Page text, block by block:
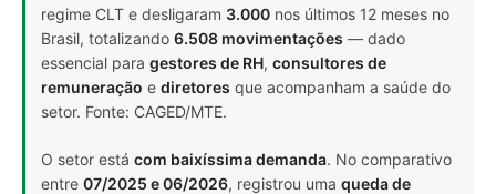
regime CLT e desligaram 3.000 nos últimos 12 meses no
Brasil, totalizando 6.508 movimentações — dado
essencial para gestores de RH, consultores de
remuneração e diretores que acompanham a saúde do
setor. Fonte: CAGED/MTE.
O setor está com baixíssima demanda. No comparativo
entre 07/2025 e 06/2026, registrou uma queda de